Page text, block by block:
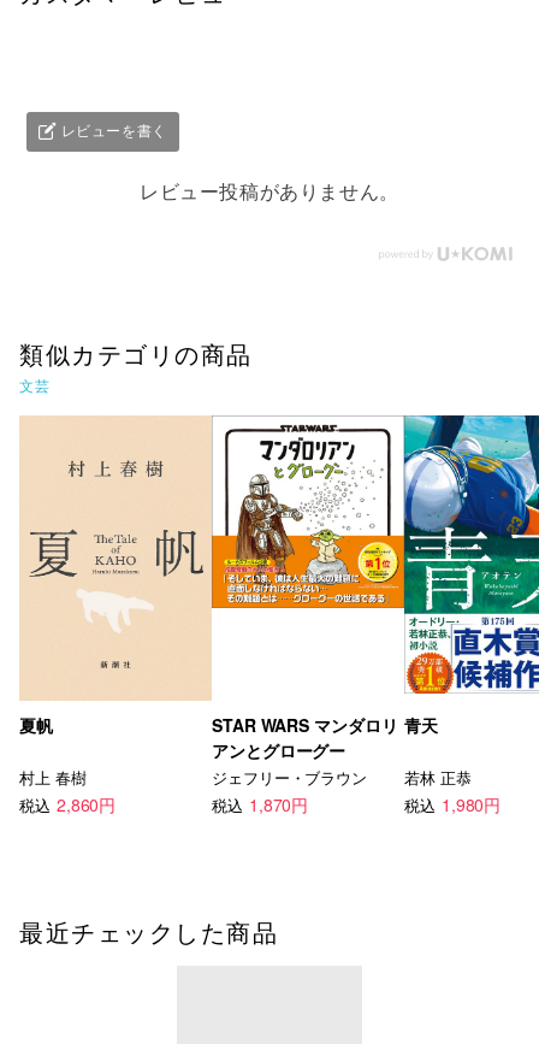
レビューを書く
レビュー投稿がありません。
類似カテゴリの商品
文芸
夏帆
村上 春樹
税込 2,860円
STAR WARS マンダロリ
アンとグローグー
ジェフリー・ブラウン
税込 1,870円
青天
若林 正恭
税込 1,980円
最近チェックした商品